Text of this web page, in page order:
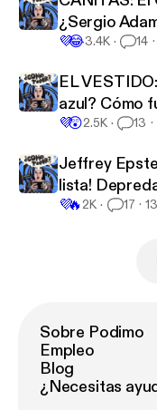
¿Sergio
💜😂3.4K 14
EL
azul? Cómo
💜😲2.5K 13
Jeffrey
lista!
💜🔥 2K 17
Sobre Podimo
Empleo
Blog
¿Necesitas